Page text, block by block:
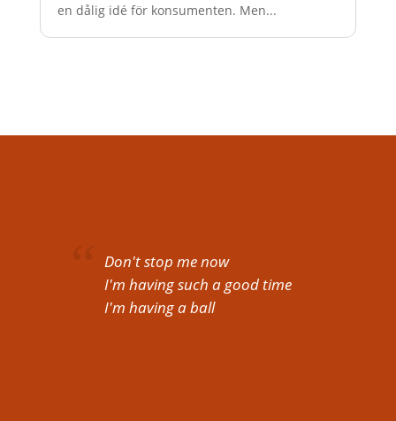
en dålig idé för konsumenten. Men...
Don't stop me now
I'm having such a good time
I'm having a ball